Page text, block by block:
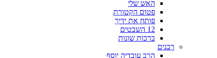
האש שלי
פטום הקטורת
פותח את ידיך
12 השבטים
ברכות שונות
רבנים
הרב עובדיה יוסף